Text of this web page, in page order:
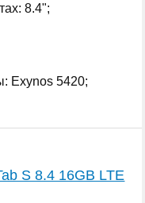
8.4";
Exynos 5420;
S 8.4 16GB LTE